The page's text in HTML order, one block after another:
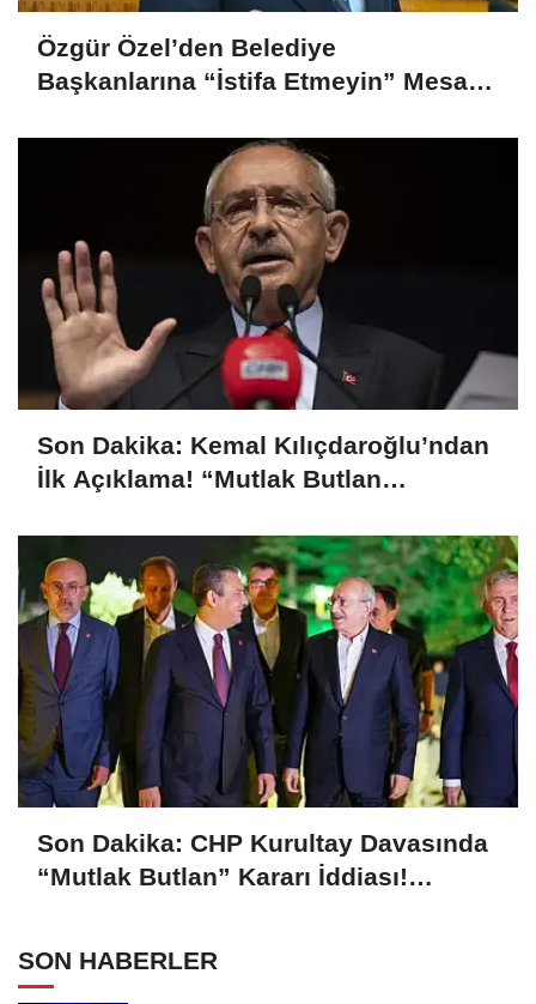
Özgür Özel’den Belediye
Başkanlarına “İstifa Etmeyin” Mesajı:
Son Dakika: Kemal Kılıçdaroğlu’ndan
İlk Açıklama! “Mutlak Butlan
Son Dakika: CHP Kurultay Davasında
“Mutlak Butlan” Kararı İddiası!
SON HABERLER